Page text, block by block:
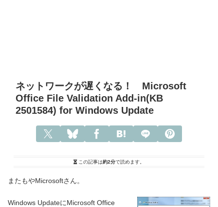
ネットワークが遅くなる！ Microsoft
Office File Validation Add-in(KB
2501584) for Windows Update
この記事は約2分で読めます。
またもやMicrosoftさん。
Windows UpdateにMicrosoft Office